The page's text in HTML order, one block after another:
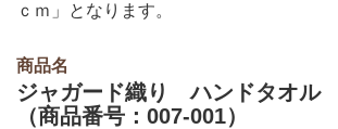
ｃｍ」となります。
商品名
ジャガード織り ハンドタオル
（商品番号：007-001）